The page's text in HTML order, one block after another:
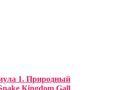
1. Природный
Kingdom Gall